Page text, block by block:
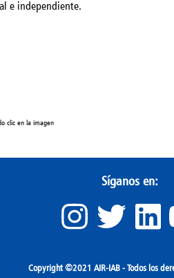
e independiente.
clic en la imagen
Síganos en:
Copyright ©2021 AIR-IAB - Todos los